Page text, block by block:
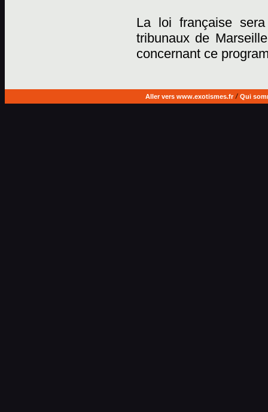
La loi française
tribunaux de
concernant ce
Aller vers www.exotismes.fr/ Qui